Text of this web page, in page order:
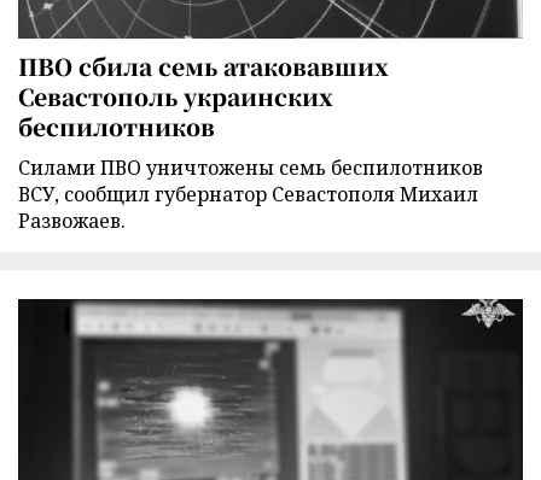
ПВО сбила семь атаковавших
Севастополь украинских
беспилотников
Силами ПВО уничтожены семь беспилотников
ВСУ, сообщил губернатор Севастополя Михаил
Развожаев.